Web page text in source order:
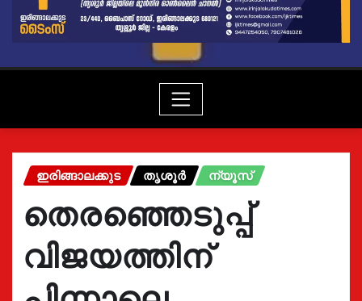
ഇരിങ്ങാലക്കുട തൃശൂർ ന്യൂസ്
തെരഞ്ഞെടുപ്പ്
വിജയത്തിന്